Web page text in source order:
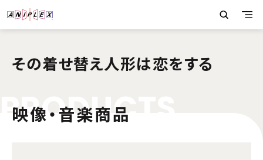
その着せ替え人形は恋をする
PRODUC
映像・音楽商品